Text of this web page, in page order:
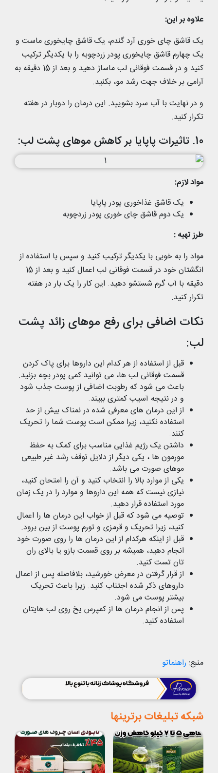
علاوه بر این:
یک قاشق چای خوری آرد گندم، یک قاشق چایخوری ماست و
یک چهارم قاشق چایخوری پودر زردچوبه را با یکدیگر ترکیب
کنید و در قسمت فوقانی لب ماساژ دهید و بعد از 15 دقیقه به
آرامی بر خلاف جهت رشد مو، بکنید.
و در نهایت با آب سرد بشویید. این درمان را دوبار در هفته
تکرار کنید.
10. تاثیرات پاپایا بر کاهش موهای پشت لب:
مواد لازم:
یک قاشق غذاخوری پودر پاپایا
یک دوم قاشق چای خوری پودر زردچوبه
طرز تهیه :
مواد را به خوبی با یکدیگر ترکیب کنید و سپس با استفاده از
انگشتان خود در قسمت فوقانی لب اعمال کنید و بعد از 15
دقیقه با آب گرم شستشو دهید. این کار را یک بار در هفته
تکرار کنید.
نکات اضافی برای رفع موهای زائد پشت
لب:
قبل از استفاده از هر کدام این داروها برای پاک کردن
قسمت فوقانی لب ها، می توانید کمی پودر بچه بزنید.
باعث می شود که رطوبت اضافی از پوست جذب شود
و در نتیجه آسیب کمتری ببیند.
از این درمان های معرفی شده در نمناک بیش از حد
استفاده نکنید، زیرا ممکن است پوست شما را تحریک
کنند.
داشتن یک رژیم غذایی مناسب برای کمک به حفظ
مورمون ها ، یکی دیگر از دلایل توقف رشد غیر طبیعی
موهای صورت می باشد.
یکی از موارد بالا را انتخاب کنید و آن را امتحان کنید،
نیازی نیست که همه این داروها و موارد را در یک زمان
مورد استفاده قرار دهید.
توصیه می شود که قبل از خواب این درمان ها را اعمال
کنید، زیرا تحریک و قرمزی و تورم پوست از بین برود.
قبل از اینکه هرکدام از این درمان ها را روی صورت خود
انجام دهید، همیشه بر روی قسمت بازو یا بالای ران
تان تست کنید.
از قرار گرفتن در معرض خورشید، بلافاصله پس از اعمال
داروهای ذکر شده اجتناب کنید. زیرا باعث تحریک
بیشتر پوست می شود.
پس از انجام درمان ها از کمپرس یخ روی لب هایتان
استفاده کنید.
منبع: راهنماتو
شبکه تبلیغات برترینها